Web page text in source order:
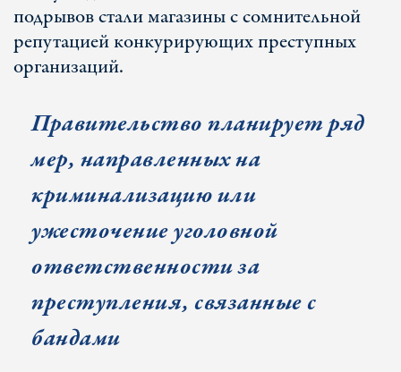
подрывов стали магазины с сомнительной
репутацией конкурирующих преступных
организаций.
Правительство планирует ряд
мер, направленных на
криминализацию или
ужесточение уголовной
ответственности за
преступления, связанные с
бандами